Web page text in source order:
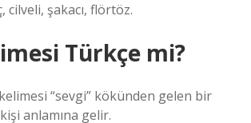
cilveli, şakacı, flörtöz.
Türkçe mi?
“sevgi” kökünden gelen bir
anlamına gelir.